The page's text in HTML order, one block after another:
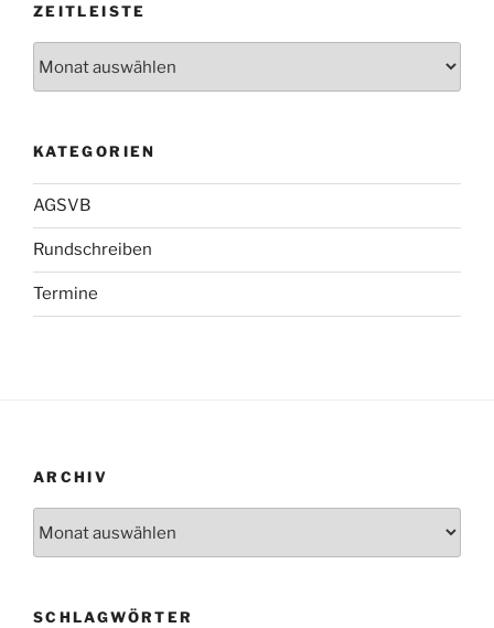
ZEITLEISTE
KATEGORIEN
AGSVB
Rundschreiben
Termine
ARCHIV
SCHLAGWÖRTER